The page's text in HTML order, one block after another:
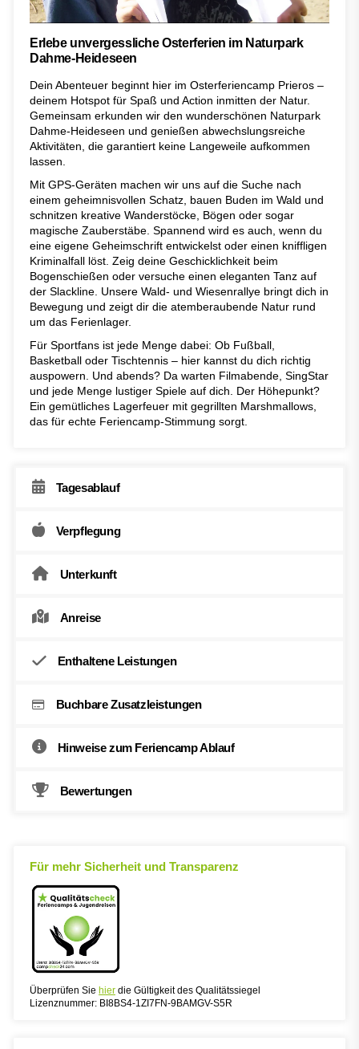
Erlebe unvergessliche Osterferien im Naturpark
Dahme-Heideseen
Dein Abenteuer beginnt hier im Osterferiencamp Prieros –
deinem Hotspot für Spaß und Action inmitten der Natur.
Gemeinsam erkunden wir den wunderschönen Naturpark
Dahme-Heideseen und genießen abwechslungsreiche
Aktivitäten, die garantiert keine Langeweile aufkommen
lassen.
Mit GPS-Geräten machen wir uns auf die Suche nach
einem geheimnisvollen Schatz, bauen Buden im Wald und
schnitzen kreative Wanderstöcke, Bögen oder sogar
magische Zauberstäbe. Spannend wird es auch, wenn du
eine eigene Geheimschrift entwickelst oder einen kniffligen
Kriminalfall löst. Zeig deine Geschicklichkeit beim
Bogenschießen oder versuche einen eleganten Tanz auf
der Slackline. Unsere Wald- und Wiesenrallye bringt dich in
Bewegung und zeigt dir die atemberaubende Natur rund
um das Ferienlager.
Für Sportfans ist jede Menge dabei: Ob Fußball,
Basketball oder Tischtennis – hier kannst du dich richtig
auspowern. Und abends? Da warten Filmabende, SingStar
und jede Menge lustiger Spiele auf dich. Der Höhepunkt?
Ein gemütliches Lagerfeuer mit gegrillten Marshmallows,
das für echte Feriencamp-Stimmung sorgt.
Tagesablauf
Verpflegung
Unterkunft
Anreise
Enthaltene Leistungen
Buchbare Zusatzleistungen
Hinweise zum Feriencamp Ablauf
Bewertungen
Für mehr Sicherheit und Transparenz
Überprüfen Sie hier die Gültigkeit des Qualitätssiegel
Lizenznummer: BI8BS4-1ZI7FN-9BAMGV-S5R